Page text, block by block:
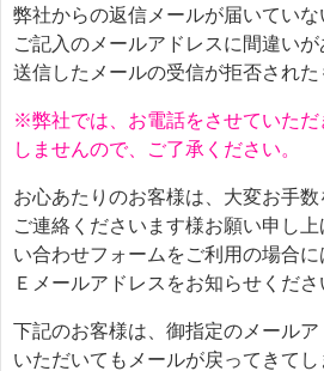
弊社からの返信メールが届いてい
ご記入のメールアドレスに間違い
送信したメールの受信が拒否された
※弊社では、お電話をさせていただ
しませんので、ご了承ください。
お心あたりのお客様は、大変お手
ご連絡くださいます様お願い申し
い合わせフォームをご利用の場合
Ｅメールアドレスをお知らせくださ
下記のお客様は、御指定のメール
いただいてもメールが戻ってきて